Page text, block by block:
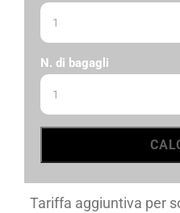
N. di bagagli
Tariffa aggiuntiva per